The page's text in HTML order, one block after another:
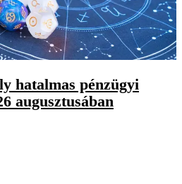
hatalmas pénzügyi
augusztusában